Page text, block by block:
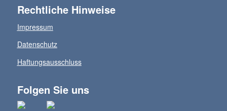
Rechtliche Hinweise
Impressum
Datenschutz
Haftungsausschluss
Folgen Sie uns